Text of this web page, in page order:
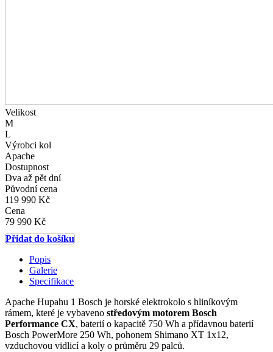
Velikost
M
L
Výrobci kol
Apache
Dostupnost
Dva až pět dní
Původní cena
119 990 Kč
Cena
79 990 Kč
Přidat do košíku
Popis
Galerie
Specifikace
Apache Hupahu 1 Bosch je horské elektrokolo s hliníkovým
rámem, které je vybaveno středovým motorem Bosch
Performance CX, baterií o kapacitě 750 Wh a přídavnou baterií
Bosch PowerMore 250 Wh, pohonem Shimano XT 1x12,
vzduchovou vidlicí a koly o průměru 29 palců.